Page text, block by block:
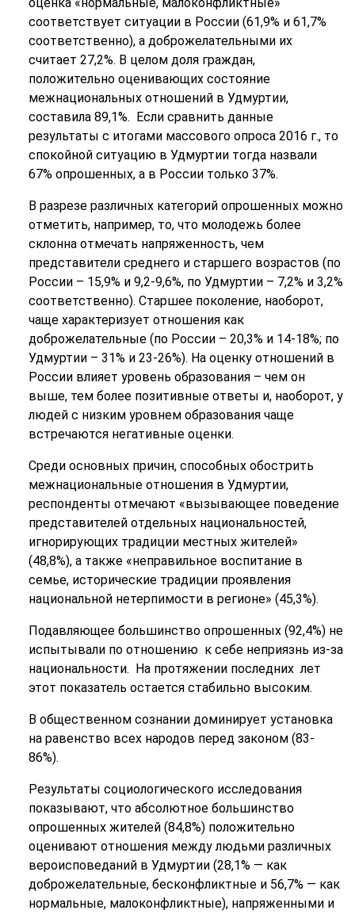
оценка «нормальные, малоконфликтные»
соответствует ситуации в России (61,9% и 61,7%
соответственно), а доброжелательными их
считает 27,2%. В целом доля граждан,
положительно оценивающих состояние
межнациональных отношений в Удмуртии,
составила 89,1%. Если сравнить данные
результаты с итогами массового опроса 2016 г., то
спокойной ситуацию в Удмуртии тогда назвали
67% опрошенных, а в России только 37%.
В разрезе различных категорий опрошенных можно
отметить, например, то, что молодежь более
склонна отмечать напряженность, чем
представители среднего и старшего возрастов (по
России – 15,9% и 9,2-9,6%, по Удмуртии – 7,2% и 3,2%
соответственно). Старшее поколение, наоборот,
чаще характеризует отношения как
доброжелательные (по России – 20,3% и 14-18%; по
Удмуртии – 31% и 23-26%). На оценку отношений в
России влияет уровень образования – чем он
выше, тем более позитивные ответы и, наоборот, у
людей с низким уровнем образования чаще
встречаются негативные оценки.
Среди основных причин, способных обострить
межнациональные отношения в Удмуртии,
респонденты отмечают «вызывающее поведение
представителей отдельных национальностей,
игнорирующих традиции местных жителей»
(48,8%), а также «неправильное воспитание в
семье, исторические традиции проявления
национальной нетерпимости в регионе» (45,3%).
Подавляющее большинство опрошенных (92,4%) не
испытывали по отношению к себе неприязнь из-за
национальности. На протяжении последних лет
этот показатель остается стабильно высоким.
В общественном сознании доминирует установка
на равенство всех народов перед законом (83-
86%).
Результаты социологического исследования
показывают, что абсолютное большинство
опрошенных жителей (84,8%) положительно
оценивают отношения между людьми различных
вероисповеданий в Удмуртии (28,1% — как
доброжелательные, бесконфликтные и 56,7% — как
нормальные, малоконфликтные), напряженными и